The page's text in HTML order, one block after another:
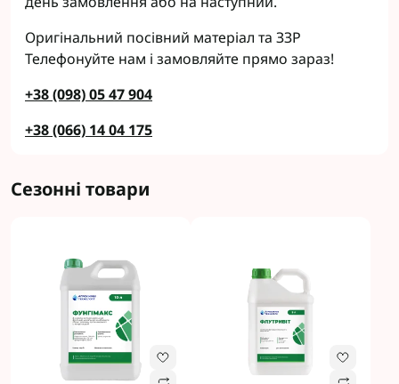
Оригінальний посівний матеріал та ЗЗР
Телефонуйте нам і замовляйте прямо зараз!
+38 (098) 05 47 904
+38 (066) 14 04 175
Сезонні товари